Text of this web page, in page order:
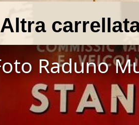
Altra